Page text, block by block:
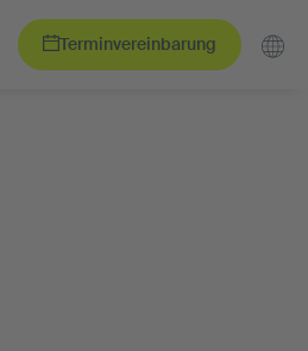
Terminvereinbarung